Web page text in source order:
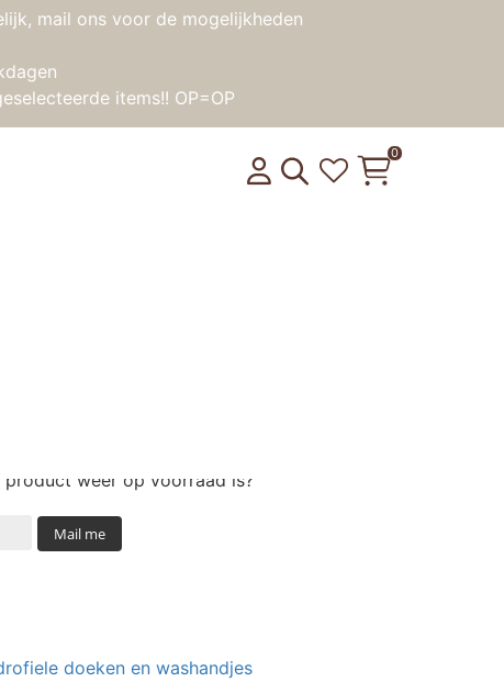
mail ons voor de mogelijkheden
items!! OP=OP
0
weer op voorraad is?
Mail me
doeken en washandjes